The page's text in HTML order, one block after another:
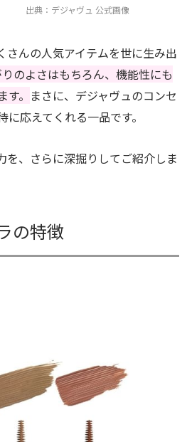
出典：デジャヴュ 公式画像
さんの人気アイテムを世に生み出
のよさはもちろん、機能性にも
。 まさに、デジャヴュのコンセ
応えてくれる一品です。
を、さらに深掘りしてご紹介しま
の特徴